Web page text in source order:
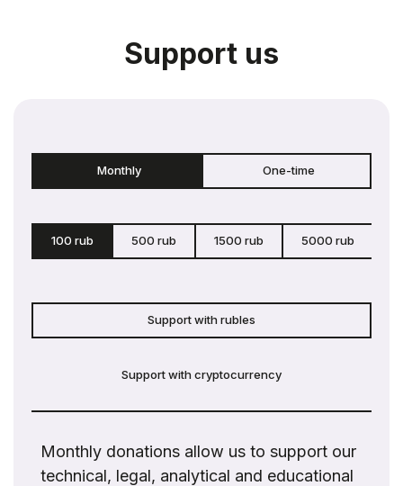
Support us
Monthly One-time
100 rub 500 rub 1500 rub 5000 rub
Support with rubles
Support with cryptocurrency
Monthly donations allow us to support our
technical, legal, analytical and educational